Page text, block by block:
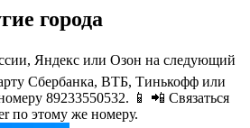
города
Яндекс или Озон на следующий
Сбербанка, ВТБ, Тинькофф или
89233550532. 📱 📲 Связаться
по этому же номеру.